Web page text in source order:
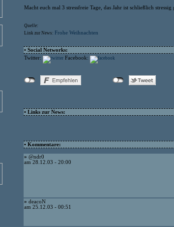
Macht euch mal 3 stressfreie Tage, das Jahr ist schließlich stressig
Quelle:
Link zur News: Frohe Weihnachten
• Social Networks:
Twitter:
Facebook:
• Links zur News:
• Kommentare:
» @ndr0
am 28.12.03 - 20:00
» deacoN
am 25.12.03 - 00:51